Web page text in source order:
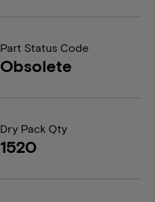
Part Status Code
Obsolete
Dry Pack Qty
1520